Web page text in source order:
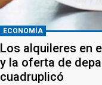
ECONOMÍA
Los alquileres en
y la oferta de
cuadruplicó